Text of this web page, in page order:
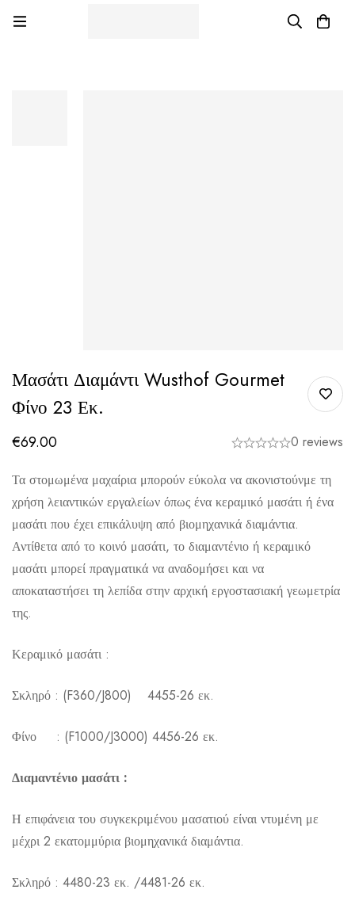
Μασάτι Διαμάντι Wusthof Gourmet
Φίνο 23 Εκ.
€69.00 0 reviews
Τα στομωμένα μαχαίρια μπορούν εύκολα να ακονιστούνμε τη
χρήση λειαντικών εργαλείων όπως ένα κεραμικό μασάτι ή ένα
μασάτι που έχει επικάλυψη από βιομηχανικά διαμάντια.
Αντίθετα από το κοινό μασάτι, το διαμαντένιο ή κεραμικό
μασάτι μπορεί πραγματικά να αναδομήσει και να
αποκαταστήσει τη λεπίδα στην αρχική εργοστασιακή γεωμετρία
της.
Κεραμικό μασάτι :
Σκληρό : (F360/J800) 4455-26 εκ.
Φίνο : (F1000/J3000) 4456-26 εκ.
Διαμαντένιο μασάτι :
Η επιφάνεια του συγκεκριμένου μασατιού είναι ντυμένη με
μέχρι 2 εκατομμύρια βιομηχανικά διαμάντια.
Σκληρό : 4480-23 εκ. /4481-26 εκ.